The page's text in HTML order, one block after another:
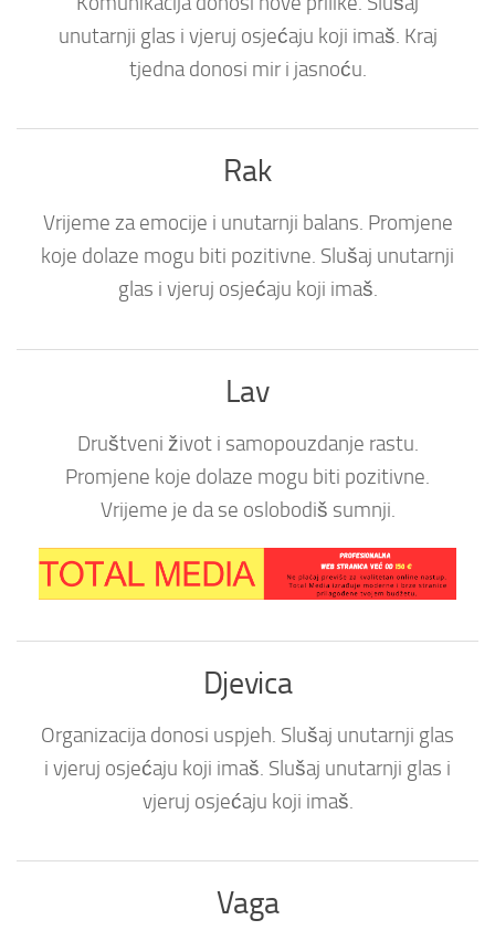
unutarnji glas i vjeruj osjećaju koji imaš. Kraj
tjedna donosi mir i jasnoću.
Rak
Vrijeme za emocije i unutarnji balans. Promjene
koje dolaze mogu biti pozitivne. Slušaj unutarnji
glas i vjeruj osjećaju koji imaš.
Lav
Društveni život i samopouzdanje rastu.
Promjene koje dolaze mogu biti pozitivne.
Vrijeme je da se oslobodiš sumnji.
Djevica
Organizacija donosi uspjeh. Slušaj unutarnji glas
i vjeruj osjećaju koji imaš. Slušaj unutarnji glas i
vjeruj osjećaju koji imaš.
Vaga